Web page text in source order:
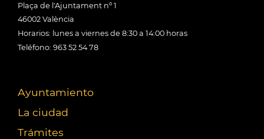
Plaça de l'Ajuntament nº 1
46002 València
Horarios: lunes a viernes de 8:30 a 14:00 horas
Teléfono: 963 52 54 78
Ayuntamiento
La ciudad
Trámites